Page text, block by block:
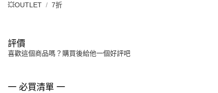
💥OUTLET 7折
評價
喜歡這個商品嗎？購買後給他一個好評吧
一 必買清單 一